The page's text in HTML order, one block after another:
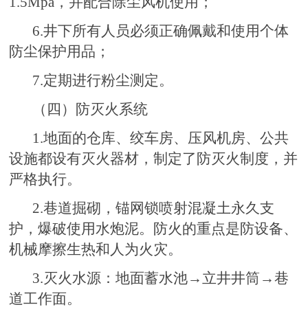
6.井下所有人员必须正确佩戴和使用个体
防尘保护用品；
7.定期进行粉尘测定。
（四）防灭火系统
1.地面的仓库、绞车房、压风机房、公共
设施都设有灭火器材，制定了防灭火制度，并
严格执行。
2.巷道掘砌，锚网锁喷射混凝土永久支
护，爆破使用水炮泥。防火的重点是防设备、
机械摩擦生热和人为火灾。
3.灭火水源：地面蓄水池→立井井筒→巷
道工作面。